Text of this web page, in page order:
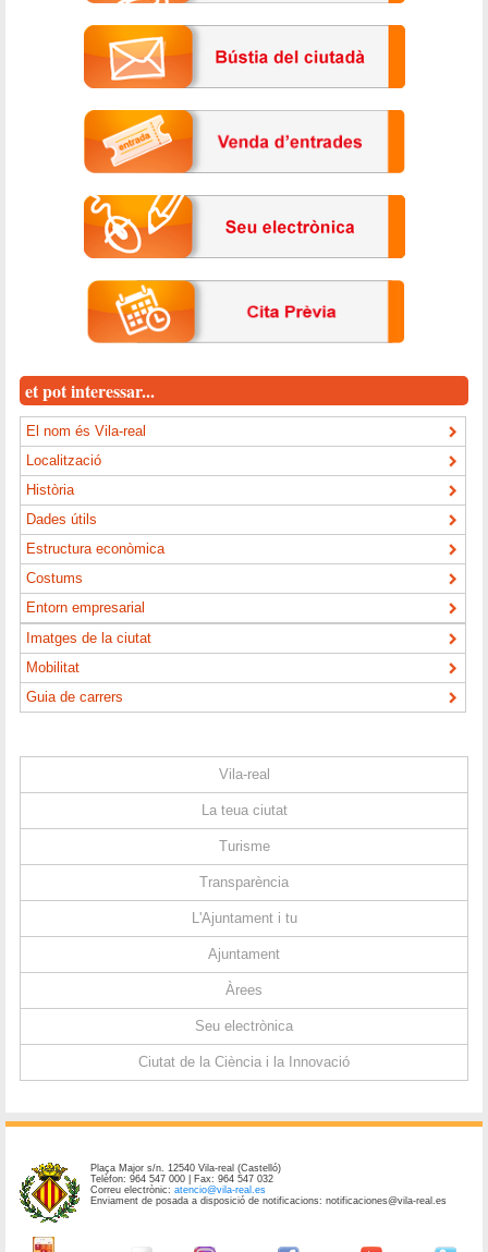
et pot interessar...
El nom és Vila-real
Localització
Història
Dades útils
Estructura econòmica
Costums
Entorn empresarial
Imatges de la ciutat
Mobilitat
Guia de carrers
Vila-real
La teua ciutat
Turisme
Transparència
L'Ajuntament i tu
Ajuntament
Àrees
Seu electrònica
Ciutat de la Ciència i la Innovació
Plaça Major s/n. 12540 Vila-real (Castelló)
Telèfon: 964 547 000 | Fax: 964 547 032
Correu electrònic:atencio@vila-real.es
Enviament de posada a disposició de notificacions: notificaciones@vila-real.es